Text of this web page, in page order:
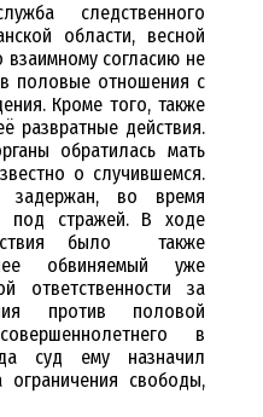
следственного
области, весной
согласию не
половые отношения с
Кроме того, также
развратные действия.
обратилась мать
о случившемся.
во время
под стражей. В ходе
было также
обвиняемый уже
ответственности за
против половой
в
суд ему назначил
свободы,